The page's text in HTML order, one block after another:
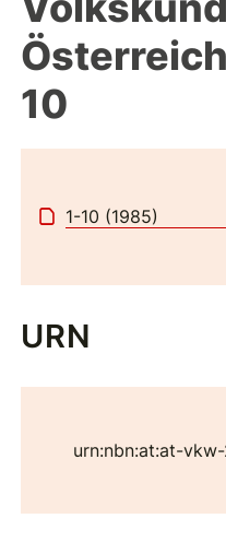
10
1-10 (1985)
URN
urn:nbn:at:at-